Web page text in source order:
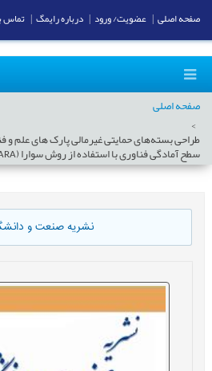
صفحه اصلی
طراحی بسته‌های حمایتی غیرمالی پارک های علم و
سطح آمادگی فناوری با استفاده از روش سوارا (SWARA)
نشریه صنعت و
صفحه اصلی عضویت/ ورود درباره رایمگ تماس